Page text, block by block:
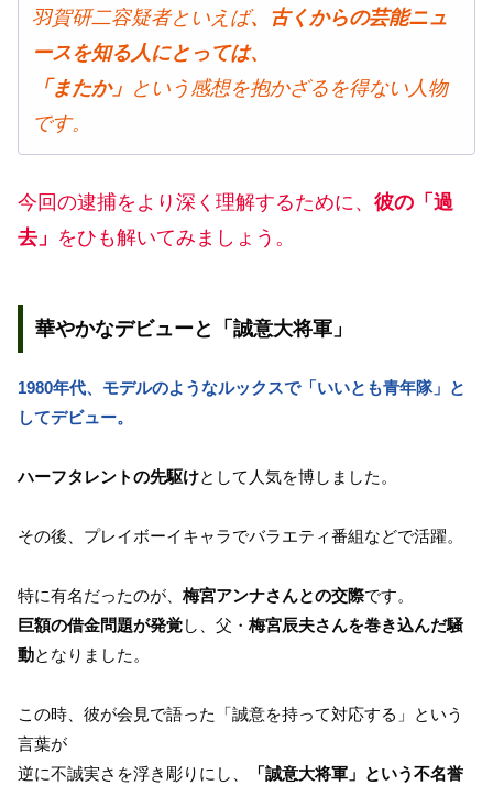
羽賀研二容疑者といえば、古くからの芸能ニュ
ースを知る人にとっては、
「またか」 という感想を抱かざるを得ない人物
です。
今回の逮捕をより深く理解するために、 彼の「過
去」 をひも解いてみましょう。
華やかなデビューと「誠意大将軍」
1980年代、モデルのようなルックスで「いいとも青年隊」と
してデビュー。
ハーフタレントの先駆けとして人気を博しました。
その後、プレイボーイキャラでバラエティ番組などで活躍。
特に有名だったのが、 梅宮アンナさんとの交際です。
巨額の借金問題が発覚し、父・ 梅宮辰夫さんを巻き込んだ騒
動となりました。
この時、彼が会見で語った「誠意を持って対応する」という
言葉が
逆に不誠実さを浮き彫りにし、
「誠意大将軍」という不名誉